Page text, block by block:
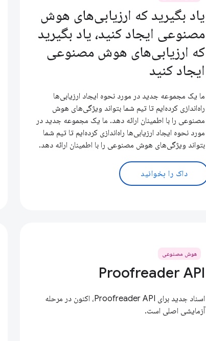
یاد بگیرید که ارزیابی‌های هوش
مصنوعی ایجاد کنید، یاد بگیرید
که ارزیابی‌های هوش مصنوعی
ایجاد کنید
ما یک مجموعه جدید در مورد نحوه ایجاد ارزیابی‌ها
راه‌اندازی کرده‌ایم تا تیم شما بتواند ویژگی‌های هوش
مصنوعی را با اطمینان ارائه دهد. ما یک مجموعه جدید در
مورد نحوه ایجاد ارزیابی‌ها راه‌اندازی کرده‌ایم تا تیم شما
بتواند ویژگی‌های هوش مصنوعی را با اطمینان ارائه دهد.
داک را بخوانید
هوش مصنوعی
Proofreader API
اسناد جدید برای Proofreader API، اکنون در مرحله
آزمایشی اصلی است.